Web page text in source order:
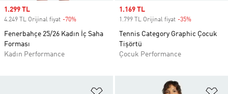
Sale price
1.299 TL
4.249 TL Orijinal fiyat -70%
Fenerbahçe 25/26 Kadın İç Saha
Forması
Kadın Performance
Sale price
1.169 TL
1.799 TL Orijinal fiyat -35%
Tennis Category Graphic Çocuk
Tişörtü
Çocuk Performance
Favori Listesine Ekle